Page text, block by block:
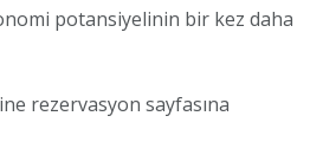
potansiyelinin bir kez daha
rezervasyon sayfasına